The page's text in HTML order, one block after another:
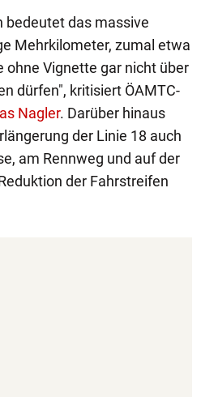
bedeutet das massive
Mehrkilometer, zumal etwa
ohne Vignette gar nicht über
dürfen", kritisiert ÖAMTC-
Nagler. Darüber hinaus
der Linie 18 auch
am Rennweg und auf der
der Fahrstreifen